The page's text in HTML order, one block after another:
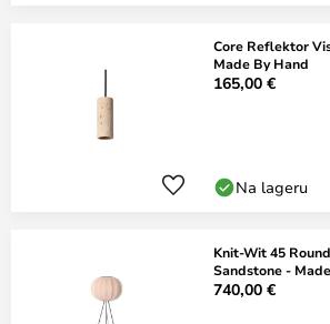
Core Reflektor
Made By Hand
165,00 €
Na lageru
Knit-Wit 45
Sandstone -
740,00 €